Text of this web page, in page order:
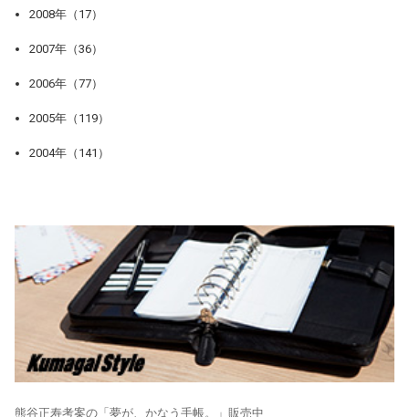
2008年（17）
2007年（36）
2006年（77）
2005年（119）
2004年（141）
熊谷正寿考案の「夢が、かなう手帳。」販売中